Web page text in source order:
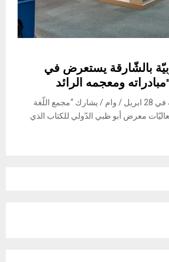
بالشّارقة يستعرض في
ومعجمه الرائد
«نبض الخليج» الشارقة في 28 ابريل / وام / يشارك “مجمع اللّغة
معرض أبو ظبي الدّولي للكتاب الذي